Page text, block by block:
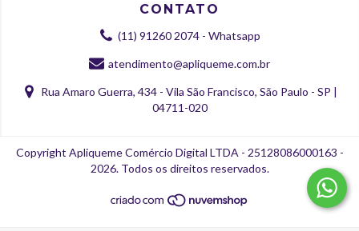
CONTATO
(11) 91260 2074 - Whatsapp
atendimento@apliqueme.com.br
Rua Amaro Guerra, 434 - Vila São Francisco, São Paulo - SP |
04711-020
Copyright Apliqueme Comércio Digital LTDA - 25128086000163 -
2026. Todos os direitos reservados.